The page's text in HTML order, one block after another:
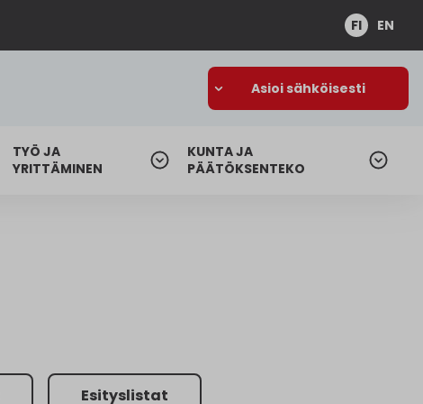
FI EN
Asioi sähköisesti
TYÖ JA
YRITTÄMINEN
KUNTA JA
PÄÄTÖKSENTEKO
Esityslistat